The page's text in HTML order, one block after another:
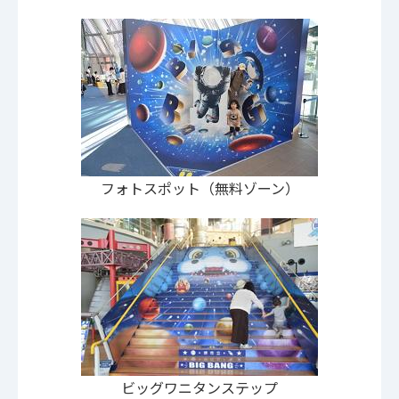
フォトスポット（無料ゾーン）
ビッグワニタンステップ